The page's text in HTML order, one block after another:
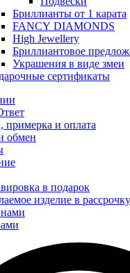
Бриллианты от 1 карата
FANCY DIAMONDS
High Jewellery
Бриллиантовое
Украшения в виде змеи
сертификаты
примерка и оплата
обмен
в подарок
изделие в